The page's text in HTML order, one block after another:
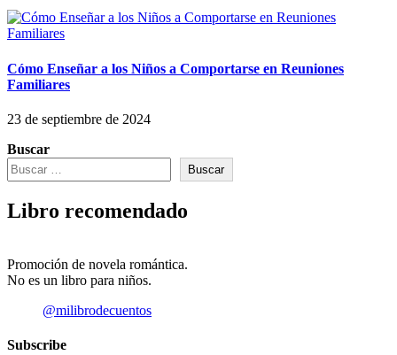
Cómo Enseñar a los Niños a Comportarse en Reuniones
Familiares
23 de septiembre de 2024
Buscar
Buscar
Libro recomendado
Promoción de novela romántica.
No es un libro para niños.
@milibrodecuentos
Subscribe